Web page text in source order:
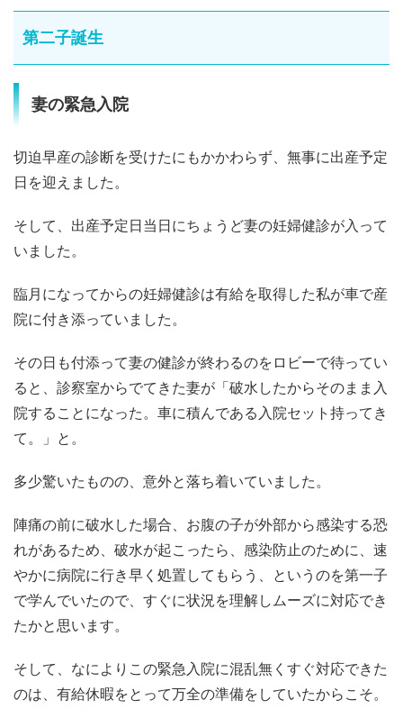
第二子誕生
妻の緊急入院
切迫早産の診断を受けたにもかかわらず、無事に出産予定
日を迎えました。
そして、出産予定日当日にちょうど妻の妊婦健診が入って
いました。
臨月になってからの妊婦健診は有給を取得した私が車で産
院に付き添っていました。
その日も付添って妻の健診が終わるのをロビーで待ってい
ると、診察室からでてきた妻が「破水したからそのまま入
院することになった。車に積んである入院セット持ってき
て。」と。
多少驚いたものの、意外と落ち着いていました。
陣痛の前に破水した場合、お腹の子が外部から感染する恐
れがあるため、破水が起こったら、感染防止のために、速
やかに病院に行き早く処置してもらう、というのを第一子
で学んでいたので、すぐに状況を理解しムーズに対応でき
たかと思います。
そして、なによりこの緊急入院に混乱無くすぐ対応できた
のは、有給休暇をとって万全の準備をしていたからこそ。